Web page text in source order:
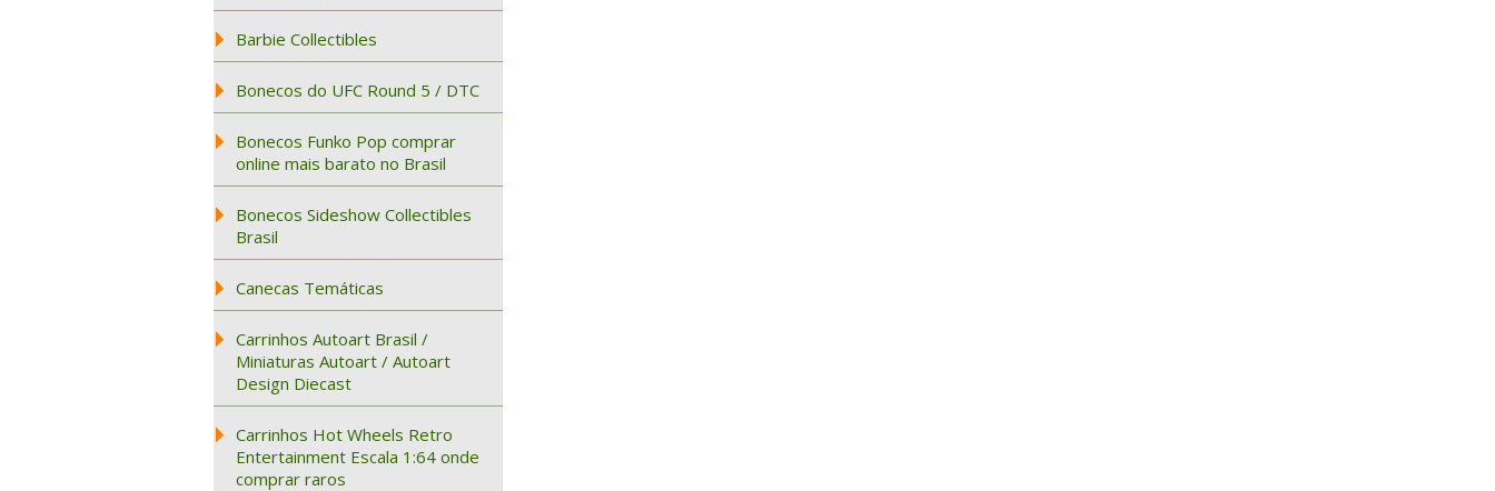
Barbie Collectibles
Bonecos do UFC Round 5 / DTC
Bonecos Funko Pop comprar
online mais barato no Brasil
Bonecos Sideshow Collectibles
Brasil
Canecas Temáticas
Carrinhos Autoart Brasil /
Miniaturas Autoart / Autoart
Design Diecast
Carrinhos Hot Wheels Retro
Entertainment Escala 1:64 onde
comprar raros